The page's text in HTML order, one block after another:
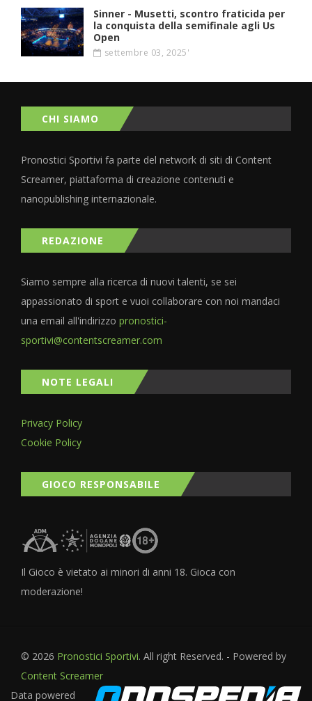
Sinner - Musetti, scontro fraticida per
la conquista della semifinale agli Us
Open
settembre 03, 2025'
CHI SIAMO
Pronostici Sportivi fa parte del network di siti di Content
Screamer, piattaforma di creazione contenuti e
nanopublishing internazionale.
REDAZIONE
Siamo sempre alla ricerca di nuovi talenti, se sei
appassionato di sport e vuoi collaborare con noi mandaci
una email all'indirizzo pronostici-
sportivi@contentscreamer.com
NOTE LEGALI
Privacy Policy
Cookie Policy
GIOCO RESPONSABILE
Il Gioco è vietato ai minori di anni 18. Gioca con
moderazione!
© 2026 Pronostici Sportivi. All right Reserved. - Powered by
Content Screamer
Data powered